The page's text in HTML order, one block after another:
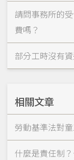
請問事務所的
費嗎？
部分工時沒有
相關文章
勞動基準法對
什麼是責任制